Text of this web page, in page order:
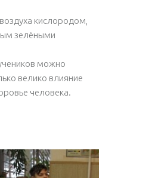
кислородом,
зелёными
можно
велико влияние
человека.